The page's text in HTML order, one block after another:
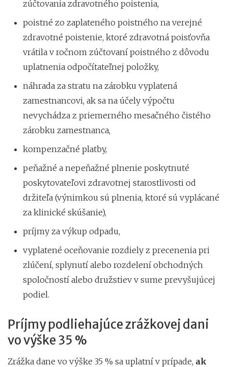
zúčtovania zdravotného poistenia,
poistné zo zaplateného poistného na verejné
zdravotné poistenie, ktoré zdravotná poisťovňa
vrátila v ročnom zúčtovaní poistného z dôvodu
uplatnenia odpočítateľnej položky,
náhrada za stratu na zárobku vyplatená
zamestnancovi, ak sa na účely výpočtu
nevychádza z priemerného mesačného čistého
zárobku zamestnanca,
kompenzačné platby,
peňažné a nepeňažné plnenie poskytnuté
poskytovateľovi zdravotnej starostlivosti od
držiteľa (výnimkou sú plnenia, ktoré sú vyplácané
za klinické skúšanie),
príjmy za výkup odpadu,
vyplatené oceňovanie rozdiely z precenenia pri
zlúčení, splynutí alebo rozdelení obchodných
spoločností alebo družstiev v sume prevyšujúcej
podiel.
Príjmy podliehajúce zrážkovej dani
vo výške 35 %
Zrážka dane vo výške 35 % sa uplatní v prípade, ak